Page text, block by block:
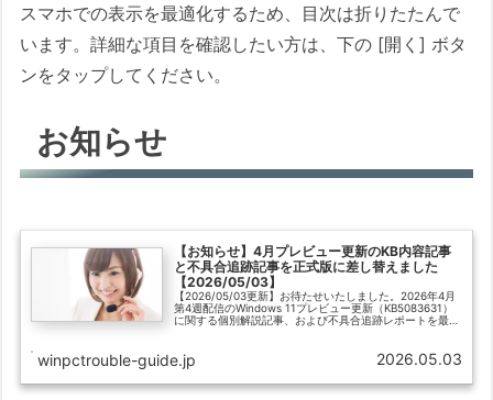
スマホでの表示を最適化するため、目次は折りたたんで
います。詳細な項目を確認したい方は、下の [開く] ボタ
ンをタップしてください。
お知らせ
【お知らせ】4月プレビュー更新のKB内容記事
と不具合追跡記事を正式版に差し替えました
【2026/05/03】
【2026/05/03更新】お待たせいたしました。2026年4月
第4週配信のWindows 11プレビュー更新（KB5083631）
に関する個別解説記事、および不具合追跡レポートを最新
挙動など、実機検証に基づく重要情報を集約しています。
最新の状況確認にご活用ください。
winpctrouble-guide.jp 2026.05.03